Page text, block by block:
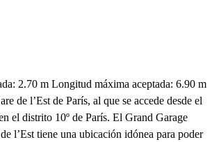
2.70 m Longitud máxima aceptada: 6.90 m
de l’Est de París, al que se accede desde el
el distrito 10º de París. El Grand Garage
l’Est tiene una ubicación idónea para poder